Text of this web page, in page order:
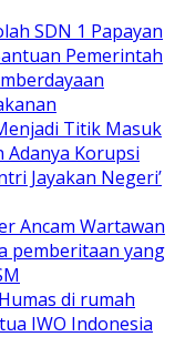
SDN 1 Papayan
Pemerintah
Titik Masuk
Adanya Korupsi
Jayakan Negeri’
Ancam Wartawan
pemberitaan yang
di rumah
IWO Indonesia